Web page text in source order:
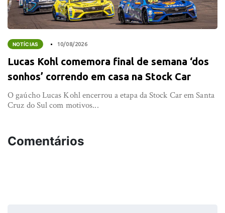
NOTÍCIAS 10/08/2026
Lucas Kohl comemora final de semana ‘dos
sonhos’ correndo em casa na Stock Car
O gaúcho Lucas Kohl encerrou a etapa da Stock Car em Santa
Cruz do Sul com motivos...
Comentários